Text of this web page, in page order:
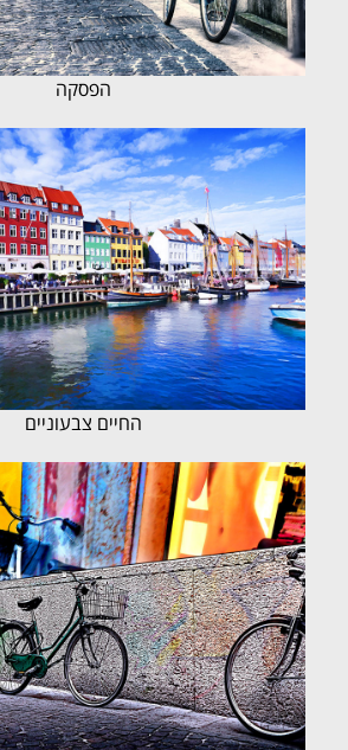
הפסקה
החיים צבעוניים